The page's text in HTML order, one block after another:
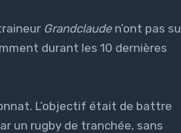
Grandclaude n’ont pas su
durant les 10 dernières
L’objectif était de battre
un rugby de tranchée, sans